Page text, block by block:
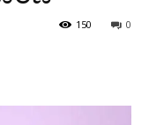
0
150